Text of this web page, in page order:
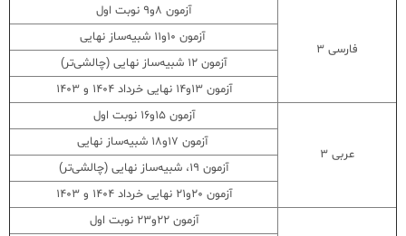
فارسی ۳
آزمون 8و9 نوبت اول
آزمون 10و11 شبیه‌ساز نهایی
آزمون 12 شبیه‌ساز نهایی (چالشی‌تر)
آزمون 13و14 نهایی خرداد 1404 و 1403
عربی ۳
آزمون 15و16 نوبت اول
آزمون 17و18 شبیه‌ساز نهایی
آزمون 19، شبیه‌ساز نهایی (چالشی‌تر)
آزمون 20و21 نهایی خرداد 1404 و 1403
آزمون 22و23 نوبت اول